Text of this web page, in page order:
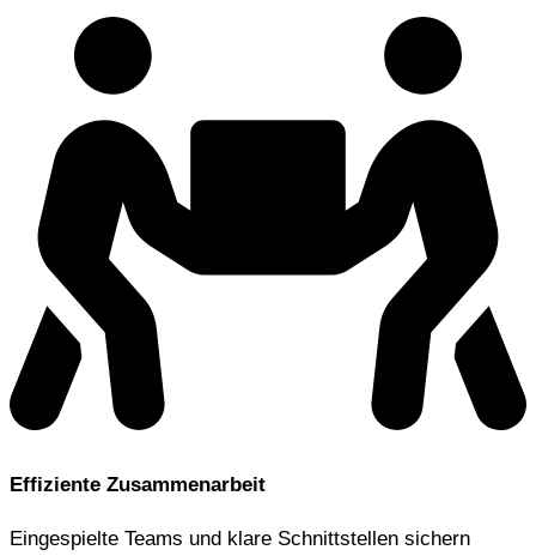
Effiziente Zusammenarbeit
Eingespielte Teams und klare Schnittstellen sichern